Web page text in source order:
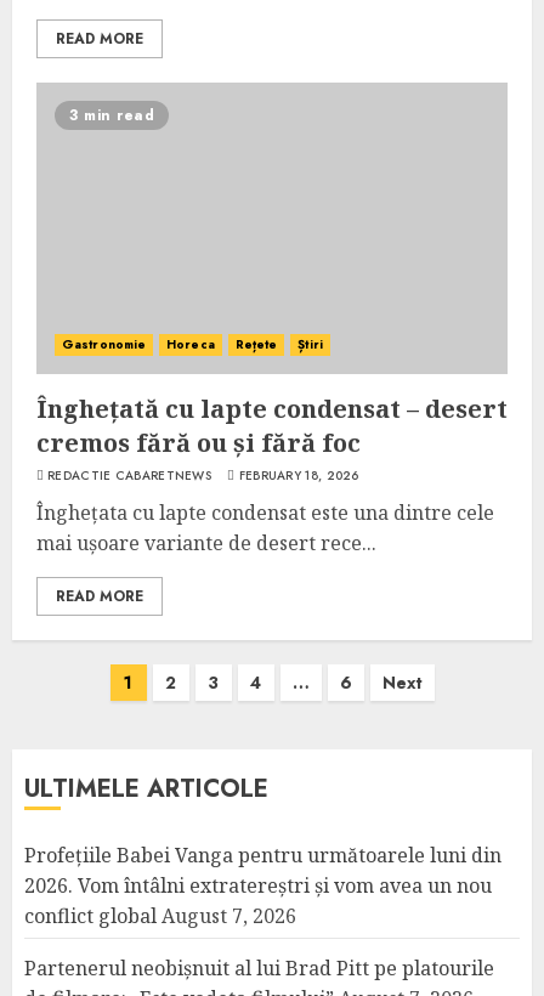
READ MORE
3 min read
Gastronomie Horeca Rețete Știri
Înghețată cu lapte condensat – desert
cremos fără ou și fără foc
REDACTIE CABARETNEWS FEBRUARY 18, 2026
Înghețata cu lapte condensat este una dintre cele
mai ușoare variante de desert rece...
READ MORE
1 2 3 4 … 6 Next
ULTIMELE ARTICOLE
Profețiile Babei Vanga pentru următoarele luni din
2026. Vom întâlni extratereștri și vom avea un nou
conflict globalAugust 7, 2026
Partenerul neobișnuit al lui Brad Pitt pe platourile